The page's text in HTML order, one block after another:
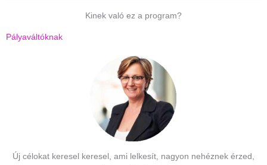
Kinek való ez a program?
Pályaváltóknak
Új célokat keresel keresel, ami lelkesít, nagyon nehéznek érzed,